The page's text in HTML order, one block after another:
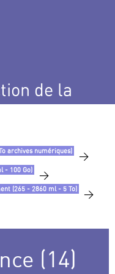
de la
archives numériques) >
- 100 Go) >
(265 - 2860 ml - 5 To) >
(14)